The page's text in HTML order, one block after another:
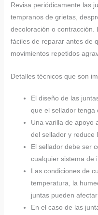
Revisa periódicamente las
tempranos de grietas,
decoloración o contracción.
fáciles de reparar antes de
movimientos repetidos
Detalles técnicos que son
El diseño de las
que el sellador tenga
Una varilla de apoyo
del sellador y reduce
El sellador debe ser
cualquier sistema de
Las condiciones de
temperatura, la
juntas pueden
En el caso de las